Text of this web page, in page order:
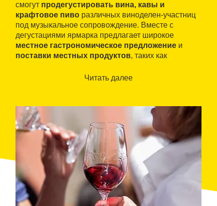
смогут продегустировать вина, кавы и
крафтовое пиво различных виноделен-участниц
под музыкальное сопровождение. Вместе с
дегустациями ярмарка предлагает широкое
местное гастрономическое предложение и
поставки местных продуктов, таких как
На ярмарке также представлен широкий
и сыры.
На ярмарке также можно послушатьмузыку
посетить мероприятия, посвященные миру вина,
комментированные дегустации
отдельных вин и
множество параллельных мероприятий, которые
сделают посещение ярмарки отличным днем
отдыха.
Читать далее